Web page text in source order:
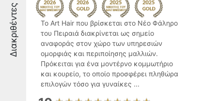
Διακριθέντες
Το Art Hair που βρίσκεται στο Νέο Φάληρο
του Πειραιά διακρίνεται ως σημείο
αναφοράς στον χώρο των υπηρεσιών
ομορφιάς και περιποίησης μαλλιών.
Πρόκειται για ένα μοντέρνο κομμωτήριο
και κουρείο, το οποίο προσφέρει πληθώρα
επιλογών τόσο για γυναίκες ...